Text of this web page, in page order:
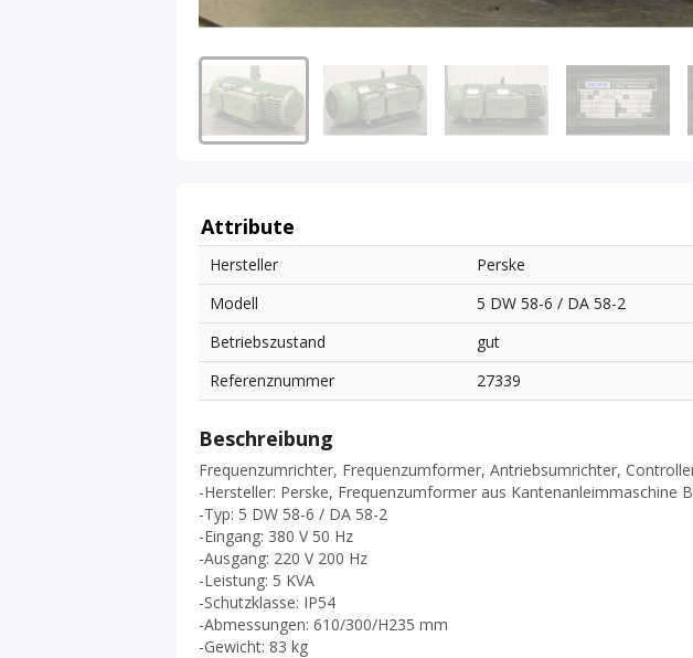
Attribute
Hersteller
Perske
Modell
5 DW 58-6 / DA 58-2
Betriebszustand
gut
Referenznummer
27339
Beschreibung
Frequenzumrichter, Frequenzumformer, Antriebsumrichter,
-Hersteller: Perske, Frequenzumformer aus Kantenanleimmaschine
-Typ: 5 DW 58-6 / DA 58-2
-Eingang: 380 V 50 Hz
-Ausgang: 220 V 200 Hz
-Leistung: 5 KVA
-Schutzklasse: IP54
-Abmessungen: 610/300/H235 mm
-Gewicht: 83 kg